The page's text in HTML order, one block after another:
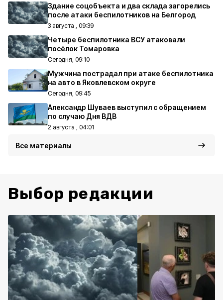
Здание соцобъекта и два склада загорелись
после атаки беспилотников на Белгород
3 августа , 09:39
Четыре беспилотника ВСУ атаковали
посёлок Томаровка
Сегодня, 09:10
Мужчина пострадал при атаке беспилотника
на авто в Яковлевском округе
Сегодня, 09:45
Александр Шуваев выступил с обращением
по случаю Дня ВДВ
2 августа , 04:01
Все материалы
Выбор редакции